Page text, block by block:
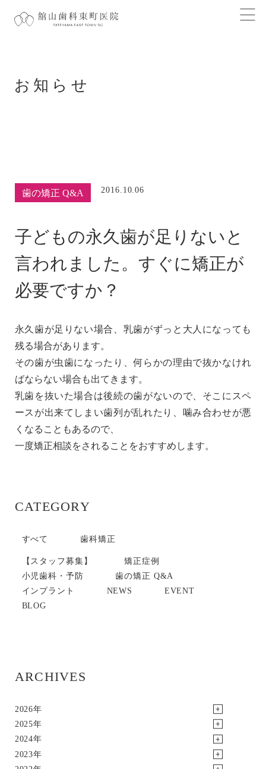
お知らせ
CATEGORY
すべて 歯科矯正
【スタッフ募集】
矯正症例
小児歯科・予防
歯の矯正 Q&A
インプラント
NEWS
EVENT
BLOG
ARCHIVES
2026年
2025年
2024年
2023年
歯の矯正 Q&A 2016.10.06
子どもの永久歯が足りないと
言われました。すぐに矯正が
必要ですか？
永久歯が足りない場合、乳歯がずっと大人になっても
残る場合があります。
その歯が虫歯になったり、何らかの理由で抜かなけれ
ばならない場合も出てきます。
乳歯を抜いた場合は後続の歯がないので、そこにスペ
ースが出来てしまい歯列が乱れたり、噛み合わせが悪
くなることもあるので、
一度矯正相談をされることをおすすめします。